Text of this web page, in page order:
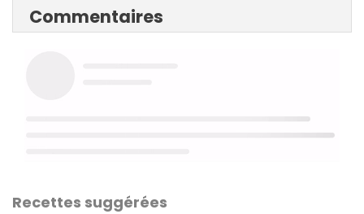
Commentaires
Recettes suggérées